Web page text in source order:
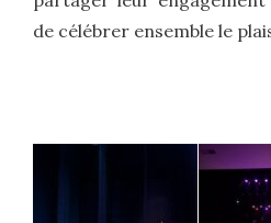
de célébrer ensemble le